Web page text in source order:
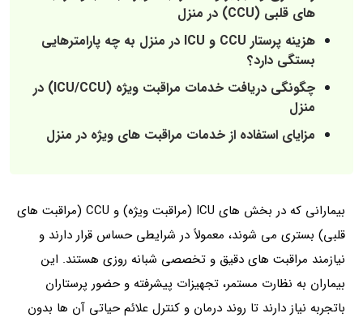
های قلبی (CCU) در منزل
هزینه پرستار CCU و ICU در منزل به چه پارامترهایی
بستگی دارد؟
چگونگی دریافت خدمات مراقبت ویژه (ICU/CCU) در
منزل
مزایای استفاده از خدمات مراقبت‌ های وی‍ژه در منزل
بیمارانی که در بخش‌ های ICU (مراقبت ویژه) و CCU (مراقبت‌ های
قلبی) بستری می‌ شوند، معمولاً در شرایطی حساس قرار دارند و
نیازمند مراقبت‌ های دقیق و تخصصی شبانه‌ روزی هستند. این
بیماران به نظارت مستمر، تجهیزات پیشرفته و حضور پرستاران
باتجربه نیاز دارند تا روند درمان و کنترل علائم حیاتی‌ آن‌ ها بدون